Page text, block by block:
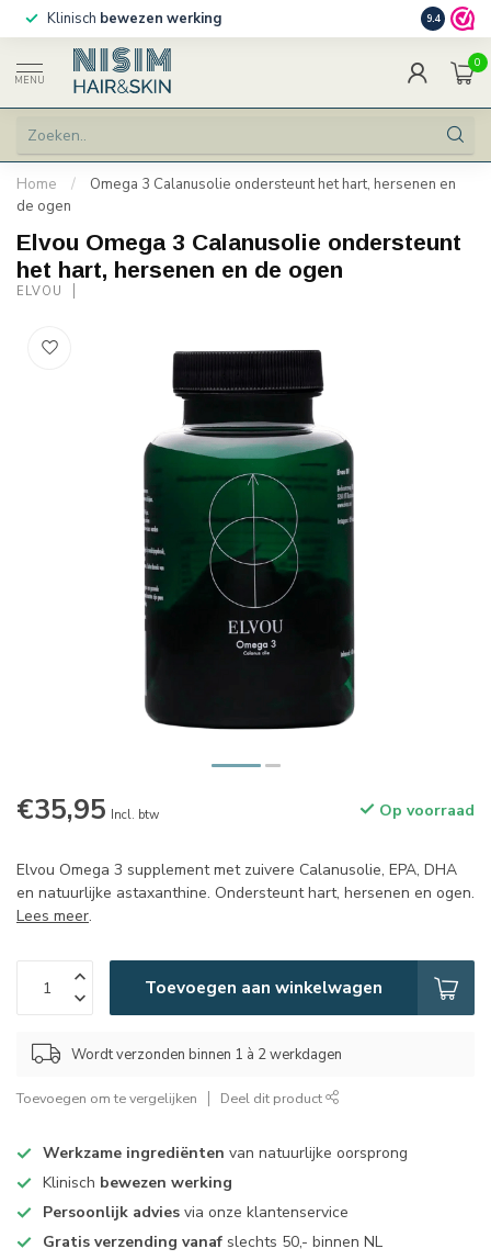
Klinisch bewezen werking 9.4
MENU
0
Home /
Omega 3 Calanusolie ondersteunt het hart, hersenen en
de ogen
Elvou Omega 3 Calanusolie ondersteunt
het hart, hersenen en de ogen
ELVOU
€35,95 Incl. btw Op voorraad
Elvou Omega 3 supplement met zuivere Calanusolie, EPA, DHA
en natuurlijke astaxanthine. Ondersteunt hart, hersenen en ogen.
Lees meer.
Toevoegen aan winkelwagen
Wordt verzonden binnen 1 à 2 werkdagen
Toevoegen om te vergelijken Deel dit product
Werkzame ingrediënten van natuurlijke oorsprong
Klinisch bewezen werking
Persoonlijk advies via onze klantenservice
Gratis verzending vanaf slechts 50,- binnen NL